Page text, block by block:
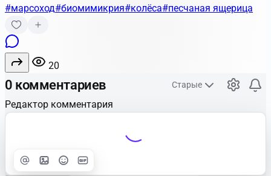
#марсоход#биомимикрия#колёса#песчаная ящерица
20
0 комментариев Старые
Редактор комментария
Улучшить